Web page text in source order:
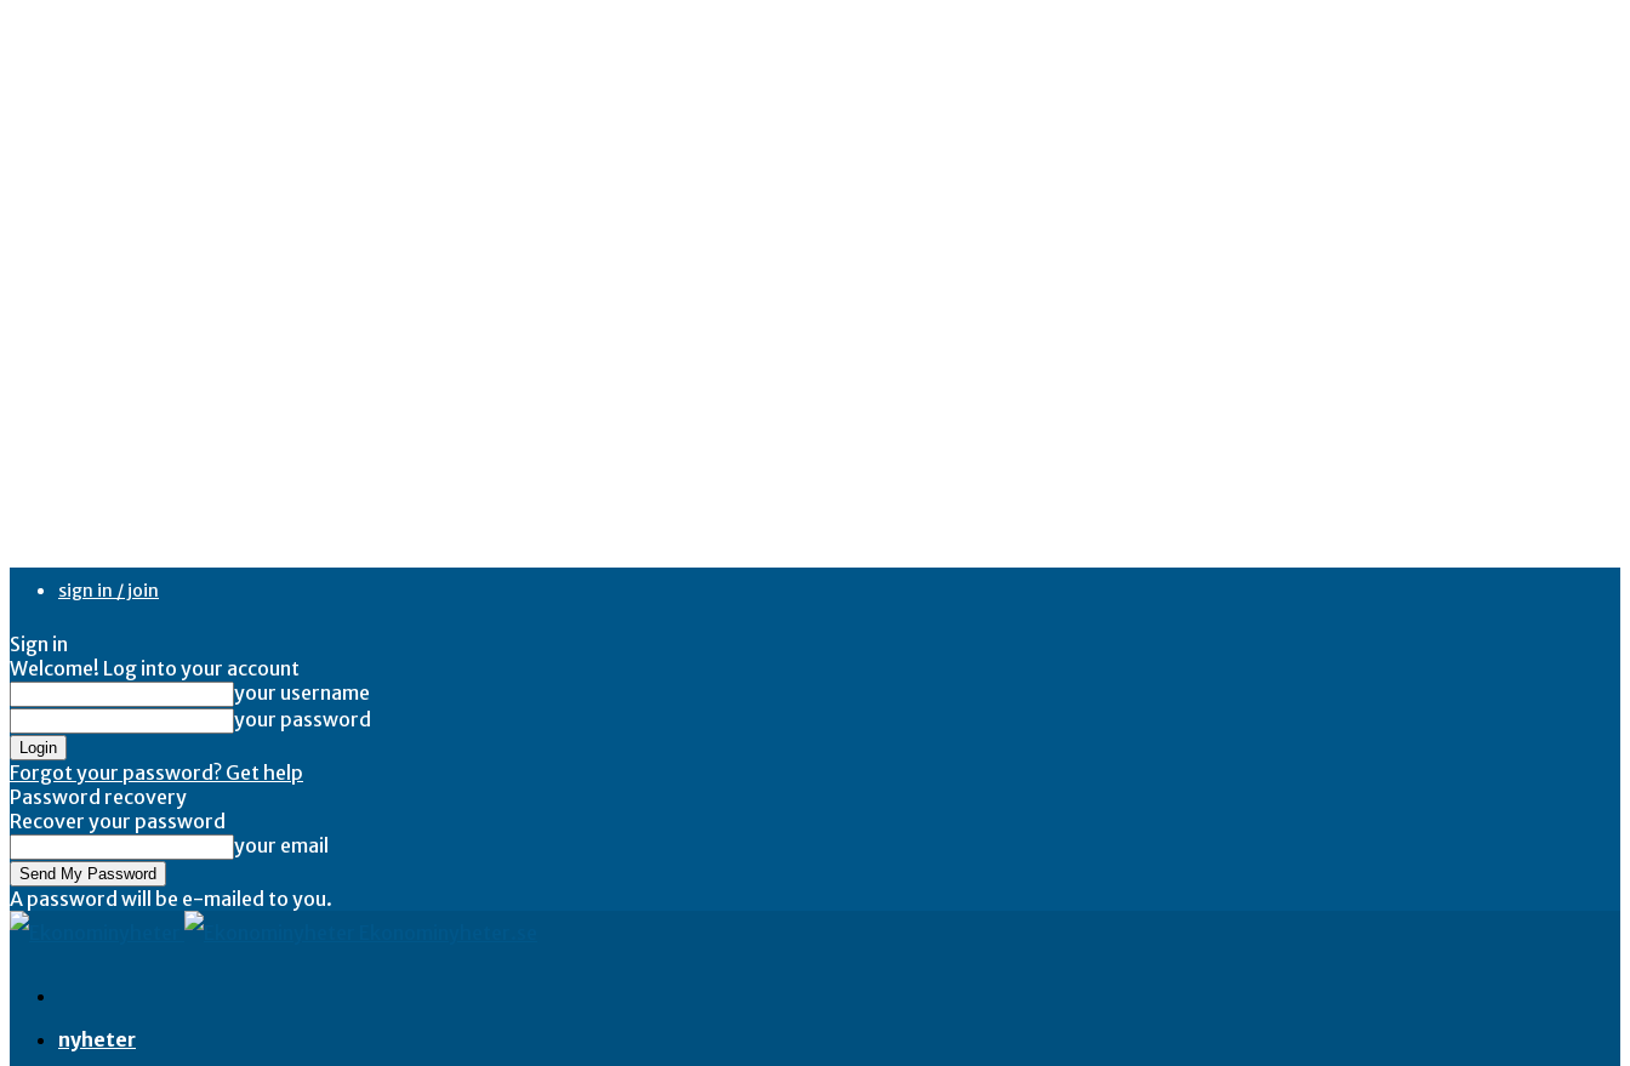
sign in / join
Sign in
Welcome! Log into your account
your username
your password
Forgot your password? Get help
Password recovery
Recover your password
your email
A password will be e-mailed to you.
nyheter